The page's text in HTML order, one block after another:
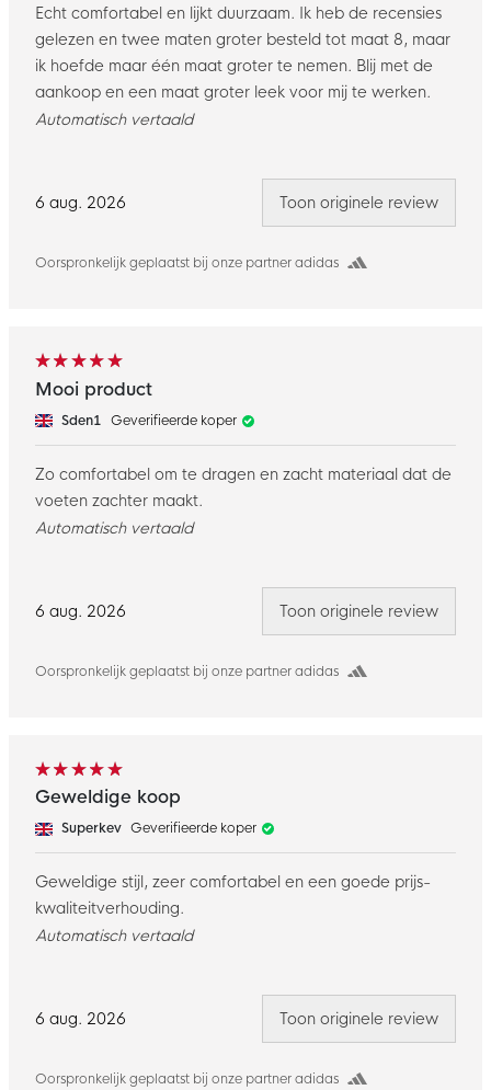
6 aug. 2026
Oorspronkelijk geplaatst bij onze partner adidas
Echt comfortabel en lijkt duurzaam. Ik heb de recensies
gelezen en twee maten groter besteld tot maat 8, maar
ik hoefde maar één maat groter te nemen. Blij met de
aankoop en een maat groter leek voor mij te werken.
Automatisch vertaald
Toon originele review
6 aug. 2026
Oorspronkelijk geplaatst bij onze partner adidas
Mooi product
Sden1 Geverifieerde koper
Zo comfortabel om te dragen en zacht materiaal dat de
voeten zachter maakt.
Automatisch vertaald
Toon originele review
6 aug. 2026
Oorspronkelijk geplaatst bij onze partner adidas
Geweldige koop
Superkev Geverifieerde koper
Geweldige stijl, zeer comfortabel en een goede prijs-
kwaliteitverhouding.
Automatisch vertaald
Toon originele review